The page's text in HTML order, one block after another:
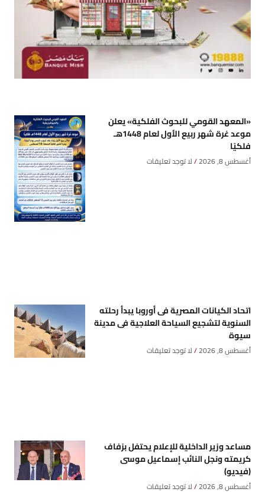
«المعهد القومي للبحوث الفلكية» يعلن
موعد غرة شهر ربيع الأول لعام 1448هـ
فلكيًا
أغسطس 8, 2026 لا توجد تعليقات
اتحاد الكيانات المصرية فى أوروبا يبدأ رحلته
السنوية لتشجيع السياحة العلاجية فى مدينة
سيوة
أغسطس 8, 2026 لا توجد تعليقات
مساعد وزير الداخلية للإعلام يحتفل بزفاف
كريمته ونجل النائب إسماعيل موسى
(فيديو)
أغسطس 8, 2026 لا توجد تعليقات